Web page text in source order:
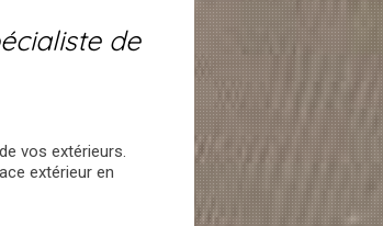
de
vos extérieurs.
extérieur en